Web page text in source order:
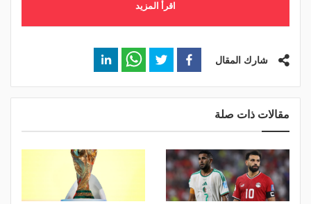
اقرأ المزيد
شارك المقال
مقالات ذات صلة